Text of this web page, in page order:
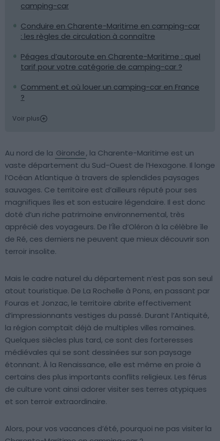
camping-car
Conduire en Charente-Maritime en camping-car
: les règles de circulation à connaître
Péages d’autoroute en Charente-Maritime : quel
tarif pour votre catégorie de camping-car ?
Comment et où louer un camping-car en France
?
Voir plus
Au nord de la Gironde, la Charente-Maritime est un
vaste département du Sud-Ouest de l’Hexagone. Il longe
l’Océan Atlantique à travers de splendides paysages
sauvages. Ce territoire est d’ailleurs réputé pour ses
magnifiques îles et son estuaire légendaire. Il est donc
doté d’un riche patrimoine environnemental, très
apprécié des voyageurs. De l’Île d’Oléron à la célèbre île
de Ré, ces derniers ne peuvent que mieux découvrir son
terroir insolite.
Mais le cadre naturel du département n’est pas son seul
atout touristique. De La Rochelle à Pons, en passant par
Fouras et Jonzac, le territoire abrite effectivement
d’impressionnants vestiges du passé. Durant l’Antiquité,
la région comptait déjà de multiples villes romaines.
Quelques siècles plus tard, ce sont des forteresses
médiévales qui se sont dessinées sur son paysage
étonnant. À la Renaissance, elle est même en proie à
certains des plus importants conflits religieux. Les férus
de culture vont ainsi adorer visiter ses terres atypiques
et son terroir extraordinaire.
Alors, pour vos vacances d’été, pourquoi ne pas visiter la